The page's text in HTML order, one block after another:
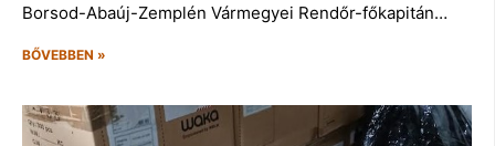
Borsod-Abaúj-Zemplén Vármegyei Rendőr-főkapitán…
BŐVEBBEN »